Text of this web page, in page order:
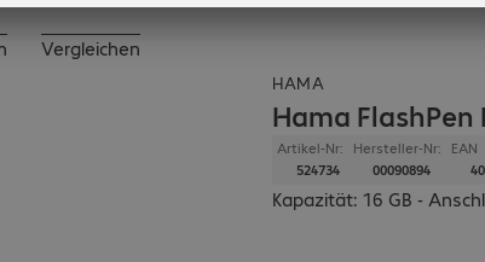
HAMA
Hama FlashPen
Artikel-Nr:
524734
Hersteller-Nr:
00090894
EAN
Kapazität: 16 GB -
Vergleichen